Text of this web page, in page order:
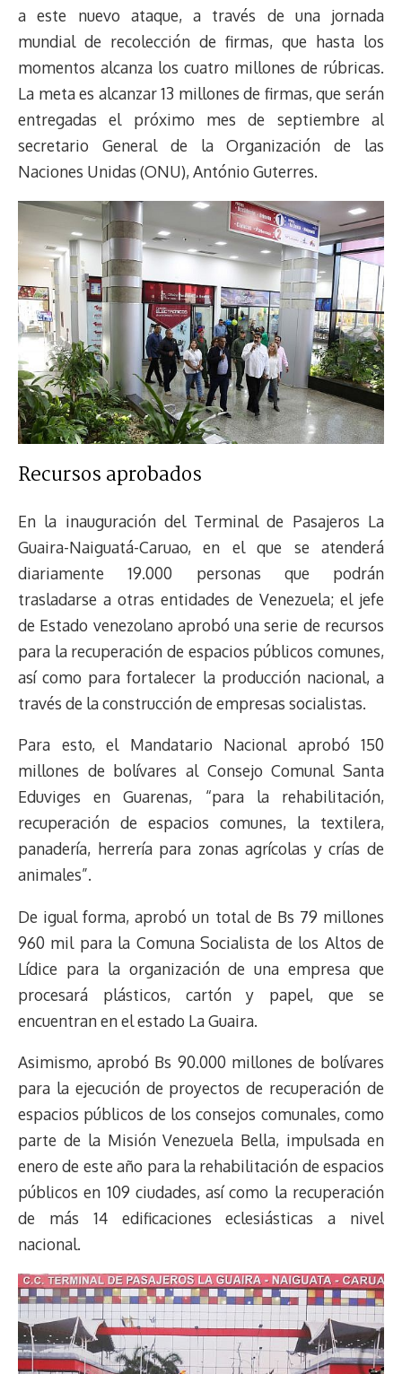
a este nuevo ataque, a través de una jornada
mundial de recolección de firmas, que hasta los
momentos alcanza los cuatro millones de rúbricas.
La meta es alcanzar 13 millones de firmas, que serán
entregadas el próximo mes de septiembre al
secretario General de la Organización de las
Naciones Unidas (ONU), António Guterres.
Recursos aprobados
En la inauguración del Terminal de Pasajeros La
Guaira-Naiguatá-Caruao, en el que se atenderá
diariamente 19.000 personas que podrán
trasladarse a otras entidades de Venezuela; el jefe
de Estado venezolano aprobó una serie de recursos
para la recuperación de espacios públicos comunes,
así como para fortalecer la producción nacional, a
través de la construcción de empresas socialistas.
Para esto, el Mandatario Nacional aprobó 150
millones de bolívares al Consejo Comunal Santa
Eduviges en Guarenas, “para la rehabilitación,
recuperación de espacios comunes, la textilera,
panadería, herrería para zonas agrícolas y crías de
animales”.
De igual forma, aprobó un total de Bs 79 millones
960 mil para la Comuna Socialista de los Altos de
Lídice para la organización de una empresa que
procesará plásticos, cartón y papel, que se
encuentran en el estado La Guaira.
Asimismo, aprobó Bs 90.000 millones de bolívares
para la ejecución de proyectos de recuperación de
espacios públicos de los consejos comunales, como
parte de la Misión Venezuela Bella, impulsada en
enero de este año para la rehabilitación de espacios
públicos en 109 ciudades, así como la recuperación
de más 14 edificaciones eclesiásticas a nivel
nacional.